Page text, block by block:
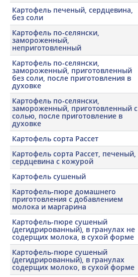
Картофель печеный, сердцевина,
без соли
Картофель по-селянски,
замороженный,
неприготовленный
Картофель по-селянски,
замороженный, приготовленный
без соли, после приготовления в
духовке
Картофель по-селянски,
замороженный, приготовленный с
солью, после приготовление в
духовке
Картофель сорта Рассет
Картофель сорта Рассет, печеный,
сердцевина с кожурой
Картофель сушеный
Картофель-пюре домашнего
приготовления с добавлением
молока и маргарина
Картофель-пюре сушеный
(дегидрированный), в гранулах не
содерщих молока, в сухой форме
Картофель-пюре сушеный
(дегидрированный), в гранулах
содерщих молоко, в сухой форме